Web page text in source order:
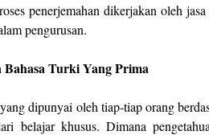
penerjemahan dikerjakan oleh
pengurusan.
Bahasa Turki Yang Prima
dipunyai oleh tiap-tiap orang
belajar khusus. Dimana